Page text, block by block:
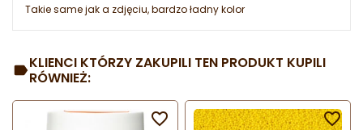
Takie same jak a zdjęciu, bardzo ładny kolor
KLIENCI KTÓRZY ZAKUPILI TEN PRODUKT KUPILI
RÓWNIEŻ:
 